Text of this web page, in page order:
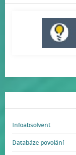
Infoabsolvent
Databáze povolání